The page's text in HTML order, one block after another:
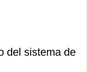
del sistema de